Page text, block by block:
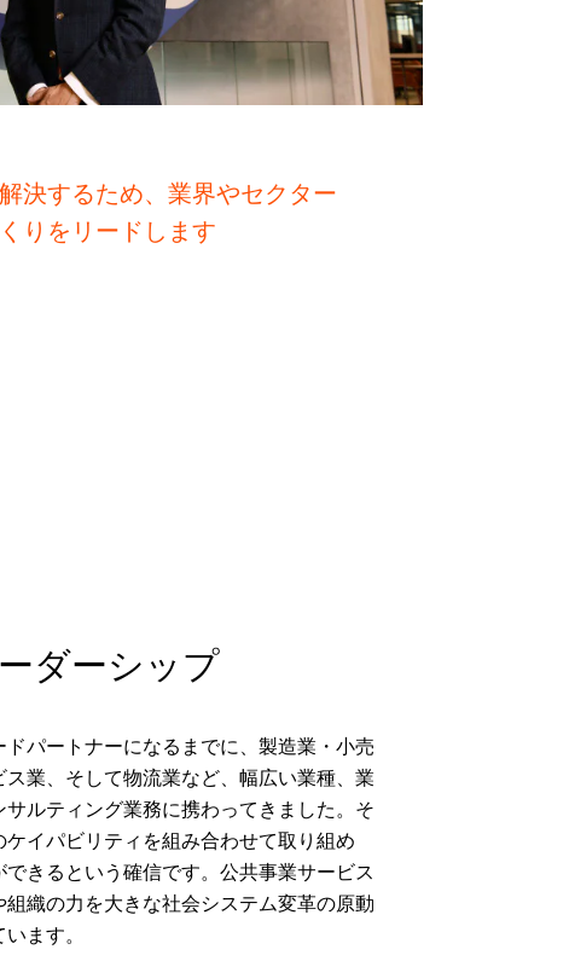
決するため、業界やセクター
りをリードします
ダーシップ
パートナーになるまでに、製造業・小売
業、そして物流業など、幅広い業種、業
ルティング業務に携わってきました。そ
イパビリティを組み合わせて取り組め
きるという確信です。公共事業サービス
織の力を大きな社会システム変革の原動
ます。